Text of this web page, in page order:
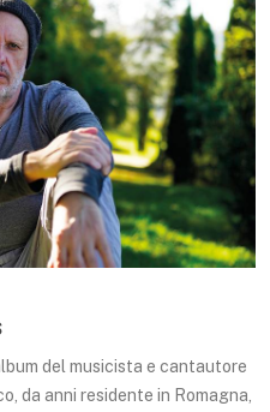
del musicista e cantautore
da anni residente in Romagna,